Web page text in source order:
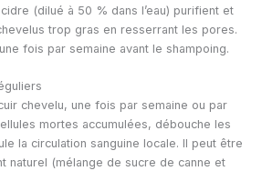
(dilué à 50 % dans l’eau) purifient et
trop gras en resserrant les pores.
fois par semaine avant le shampoing.
chevelu, une fois par semaine ou par
mortes accumulées, débouche les
la circulation sanguine locale. Il peut être
naturel (mélange de sucre de canne et